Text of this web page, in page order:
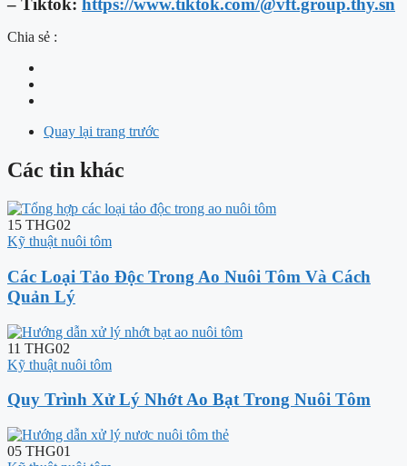
– Tiktok: https://www.tiktok.com/@vft.group.thy.sn
Chia sẻ :
Quay lại trang trước
Các tin khác
15 THG02
Kỹ thuật nuôi tôm
Các Loại Tảo Độc Trong Ao Nuôi Tôm Và Cách
Quản Lý
11 THG02
Kỹ thuật nuôi tôm
Quy Trình Xử Lý Nhớt Ao Bạt Trong Nuôi Tôm
05 THG01